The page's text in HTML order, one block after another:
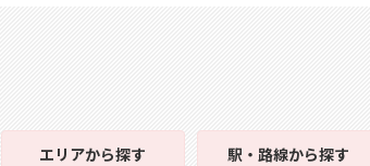
エリアから探す 駅・路線から探す